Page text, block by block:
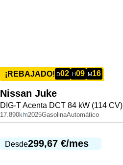
¡REBAJADO! D02 H09 M16
Nissan Juke
DIG-T Acenta DCT 84 kW (114 CV)
17.890km2025GasolinaAutomático
Desde299,67 €/mes